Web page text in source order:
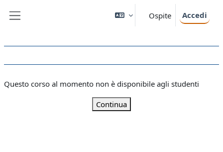
Ospite Accedi
Questo corso al momento non è disponibile agli studenti
Continua